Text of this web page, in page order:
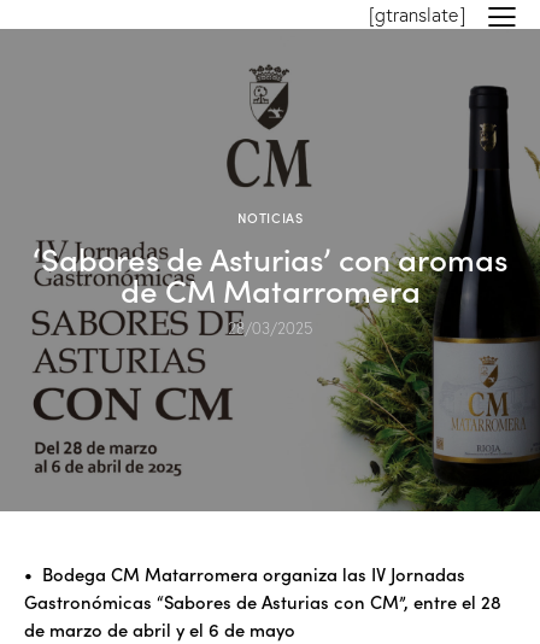
[gtranslate]
NOTICIAS
‘Sabores de Asturias’ con aromas
de CM Matarromera
28/03/2025
• Bodega CM Matarromera organiza las IV Jornadas
Gastronómicas “Sabores de Asturias con CM”, entre el 28
de marzo de abril y el 6 de mayo